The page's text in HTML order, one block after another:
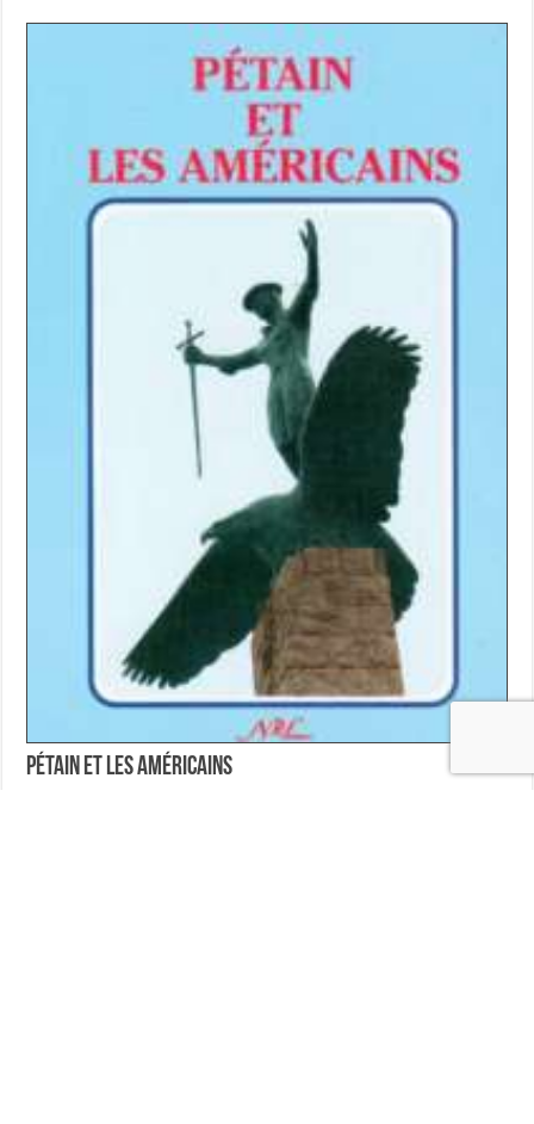
Pétain et les Américains